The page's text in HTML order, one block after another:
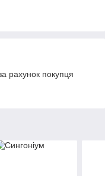
рахунок покупця